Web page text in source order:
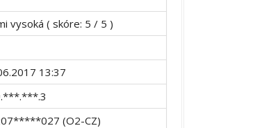
vysoká ( skóre: 5 / 5 )
13:37
(O2-CZ)